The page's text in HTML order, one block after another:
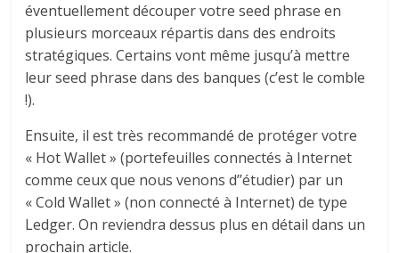
éventuellement découper votre seed phrase en
plusieurs morceaux répartis dans des endroits
stratégiques. Certains vont même jusqu’à mettre
leur seed phrase dans des banques (c’est le comble
!).
Ensuite, il est très recommandé de protéger votre
« Hot Wallet » (portefeuilles connectés à Internet
comme ceux que nous venons d’’étudier) par un
« Cold Wallet » (non connecté à Internet) de type
Ledger. On reviendra dessus plus en détail dans un
prochain article.